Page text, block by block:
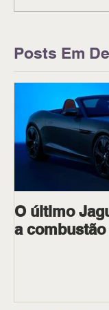
Posts Em
O último
a combustão